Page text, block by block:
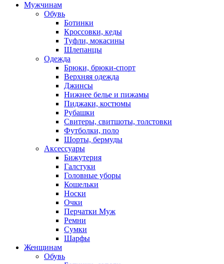
Мужчинам
Обувь
Ботинки
Кроссовки, кеды
Туфли, мокасины
Шлепанцы
Одежда
Брюки, брюки-спорт
Верхняя одежда
Джинсы
Нижнее белье и пижамы
Пиджаки, костюмы
Рубашки
Свитеры, свитшоты, толстовки
Футболки, поло
Шорты, бермуды
Аксессуары
Бижутерия
Галстуки
Головные уборы
Кошельки
Носки
Очки
Перчатки Муж
Ремни
Сумки
Шарфы
Женщинам
Обувь